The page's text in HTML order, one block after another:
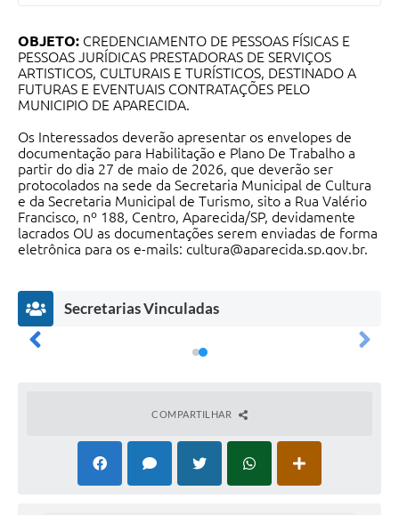
Telefones Úteis
Jornal
Diário Oficial
Notícias
Contato
OBJETO: CREDENCIAMENTO DE PESSOAS FÍSICAS E
PESSOAS JURÍDICAS PRESTADORAS DE SERVIÇOS
ARTISTICOS, CULTURAIS E TURÍSTICOS, DESTINADO A
FUTURAS E EVENTUAIS CONTRATAÇÕES PELO
MUNICIPIO DE APARECIDA.
Os Interessados deverão apresentar os envelopes de
documentação para Habilitação e Plano De Trabalho a
partir do dia 27 de maio de 2026, que deverão ser
protocolados na sede da Secretaria Municipal de Cultura
e da Secretaria Municipal de Turismo, sito a Rua Valério
Francisco, nº 188, Centro, Aparecida/SP, devidamente
lacrados OU as documentações serem enviadas de forma
eletrônica para os e-mails: cultura@aparecida.sp.gov.br.
Secretarias Vinculadas
COMPARTILHAR